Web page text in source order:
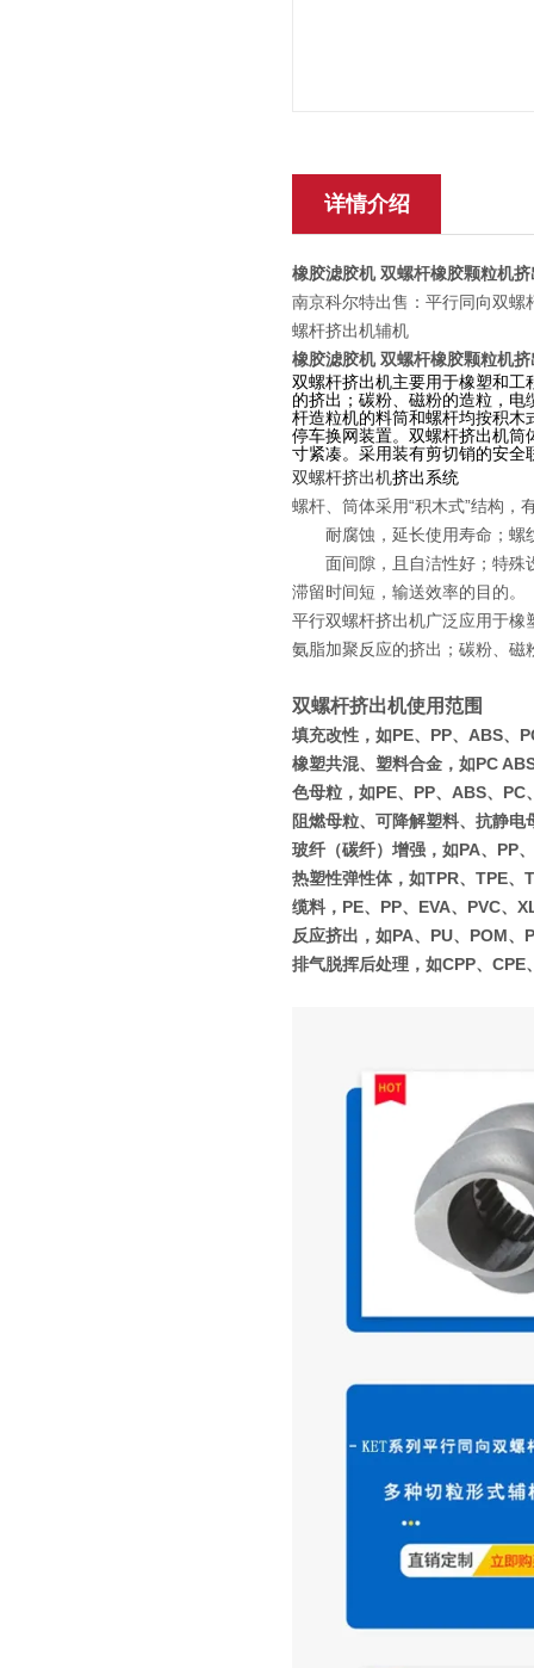
详情介绍
橡胶滤胶机 双螺杆橡胶颗粒机
南京科尔特出售：平行同向双
螺杆挤出机辅机
橡胶滤胶机 双螺杆橡胶颗粒机
双螺杆挤出机主要用于橡塑和
的挤出；碳粉、磁粉的造粒，
杆造粒机的料筒和螺杆均按积
停车换网装置。双螺杆挤出机
寸紧凑。采用装有剪切销的安
双螺杆挤出机挤出系统
螺杆、筒体采用“积木式”结构
耐腐蚀，延长使用寿命；螺纹
面间隙，且自洁性好；特殊设
滞留时间短，输送效率的目的。
平行双螺杆挤出机广泛应用于
氨脂加聚反应的挤出；碳粉、磁
双螺杆挤出机使用范围
填充改性，如PE、PP、ABS、
橡塑共混、塑料合金，如PC
色母粒，如PE、PP、ABS、PC
阻燃母粒、可降解塑料、抗静电
玻纤（碳纤）增强，如PA、PP
热塑性弹性体，如TPR、TPE、
缆料，PE、PP、EVA、PVC、
反应挤出，如PA、PU、POM、
排气脱挥后处理，如CPP、